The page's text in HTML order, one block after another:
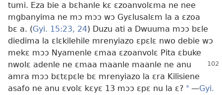
tumi. Eza bie a bɛhanle kɛ ɛzoanvolɛma ne nee
mgbanyima ne mɔ mɔɔ wɔ Gyɛlusalɛm la a ɛzoa
bɛ a. (Gyi. 15:23, 24) Duzu ati a Dwuuma mɔɔ bɛle
diedima la ɛlɛkilehile mrenyiazo ɛpɛlɛ nwo debie wɔ
mekɛ mɔɔ Nyamenle ɛmaa ɛzoanvolɛ Pita ɛbuke
nwolɛ adenle ne ɛmaa maanle maanle ne anu
amra mɔɔ bɛtɛpɛle bɛ mrenyiazo la ɛra Kilisiene
asafo ne anu ɛvolɛ kɛyɛ 13 mɔɔ ɛpɛ nu la ɛ? a ​—Gyi.